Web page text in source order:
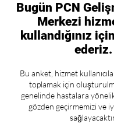
Bugün PCN
Merkezi
kullandığınız
ederiz.
Bu anket, hizmet
toplamak için
genelinde hastalara
gözden geçirmemizi ve